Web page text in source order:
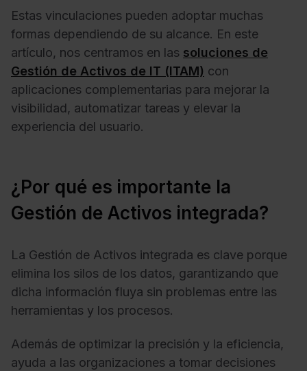
Estas vinculaciones pueden adoptar muchas
formas dependiendo de su alcance. En este
artículo, nos centramos en las soluciones de
Gestión de Activos de IT (ITAM) con
aplicaciones complementarias para mejorar la
visibilidad, automatizar tareas y elevar la
experiencia del usuario.
¿Por qué es importante la
Gestión de Activos integrada?
La Gestión de Activos integrada es clave porque
elimina los silos de los datos, garantizando que
dicha información fluya sin problemas entre las
herramientas y los procesos.
Además de optimizar la precisión y la eficiencia,
ayuda a las organizaciones a tomar decisiones